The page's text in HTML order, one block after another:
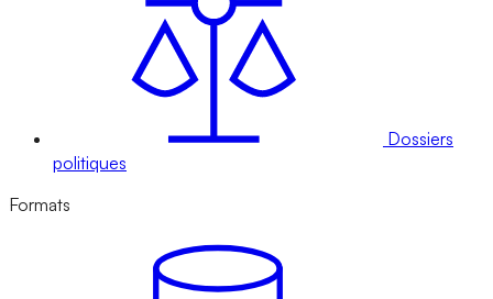
Dossiers
politiques
Formats